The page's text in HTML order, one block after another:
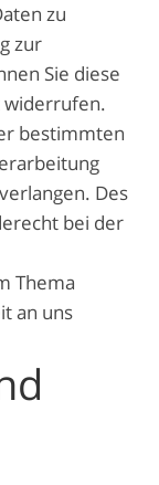
zu
zur
Sie diese
widerrufen.
bestimmten
Des
bei der
Thema
an uns